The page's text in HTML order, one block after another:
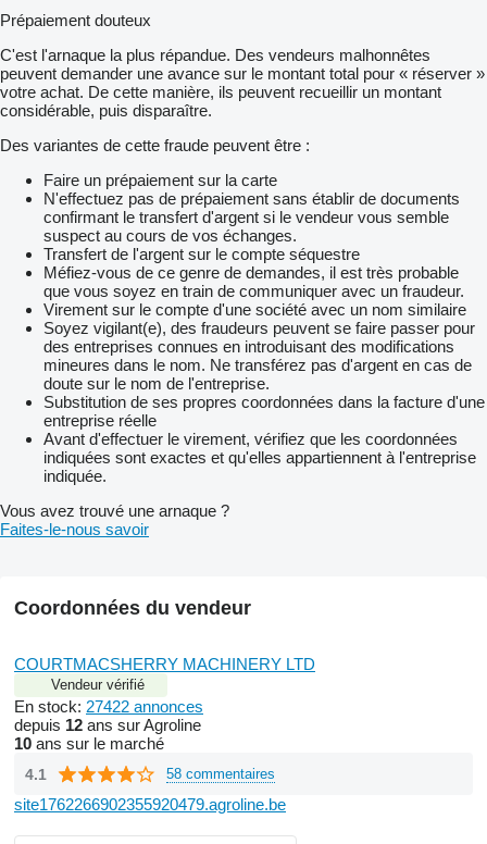
Prépaiement douteux
C'est l'arnaque la plus répandue. Des vendeurs malhonnêtes
peuvent demander une avance sur le montant total pour « réserver »
votre achat. De cette manière, ils peuvent recueillir un montant
considérable, puis disparaître.
Des variantes de cette fraude peuvent être :
Faire un prépaiement sur la carte
N'effectuez pas de prépaiement sans établir de documents
confirmant le transfert d'argent si le vendeur vous semble
suspect au cours de vos échanges.
Transfert de l'argent sur le compte séquestre
Méfiez-vous de ce genre de demandes, il est très probable
que vous soyez en train de communiquer avec un fraudeur.
Virement sur le compte d'une société avec un nom similaire
Soyez vigilant(e), des fraudeurs peuvent se faire passer pour
des entreprises connues en introduisant des modifications
mineures dans le nom. Ne transférez pas d'argent en cas de
doute sur le nom de l'entreprise.
Substitution de ses propres coordonnées dans la facture d'une
entreprise réelle
Avant d'effectuer le virement, vérifiez que les coordonnées
indiquées sont exactes et qu'elles appartiennent à l'entreprise
indiquée.
Vous avez trouvé une arnaque ?
Faites-le-nous savoir
Coordonnées du vendeur
COURTMACSHERRY MACHINERY LTD
Vendeur vérifié
En stock: 27422 annonces
depuis 12 ans sur Agroline
10 ans sur le marché
4.1 58 commentaires
site1762266902355920479.agroline.be